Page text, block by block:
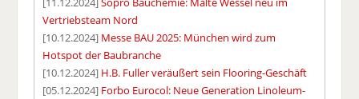
Vertriebsteam Nord
[10.12.2024] Messe BAU 2025: München wird zum
Hotspot der Baubranche
[10.12.2024] H.B. Fuller veräußert sein Flooring-Geschäft
[05.12.2024] Forbo Eurocol: Neue Generation Linoleum-